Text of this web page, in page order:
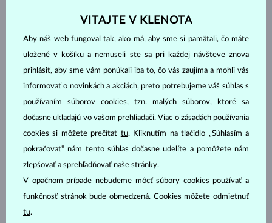
DIAMANT LAB GROWN
MODRÝ
DIAMANT LAB GROWN
RŮŽOVÝ
DIAMANT CHAMPAGNE
DIAMANT ZELENÝ ZAFÍR MODRÝ
ZAFÍR RUŽOVÝ SMARAGD
RUBÍN PERLA
AKVAMARÍN AMETYST FIALOVÝ
AMETYST ZELENÝ CITRÍN
VITAJTE V KLENOTA
Aby náš web fungoval tak, ako má, aby sme si pamätali, čo máte
uložené v košíku a nemuseli ste sa pri každej návšteve znova
prihlásiť, aby sme vám ponúkali iba to, čo vás zaujíma a mohli vás
informovať o novinkách a akciách, preto potrebujeme váš súhlas s
používaním súborov cookies, tzn. malých súborov, ktoré sa
dočasne ukladajú vo vašom prehliadači. Viac o zásadách používania
cookies si môžete prečítať tu. Kliknutím na tlačidlo „Súhlasím a
pokračovať“ nám tento súhlas dočasne udelíte a pomôžete nám
zlepšovať a sprehľadňovať naše stránky.
V opačnom prípade nebudeme môcť súbory cookies používať a
funkčnosť stránok bude obmedzená. Cookies môžete odmietnuť
tu.